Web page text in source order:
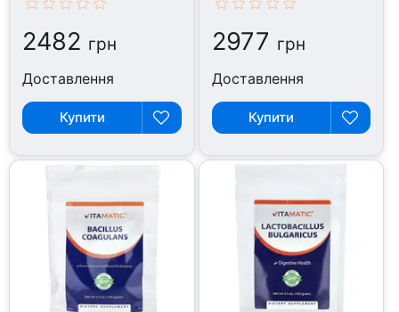
2482 грн
Доставлення
Купити
2977 грн
Доставлення
Купити